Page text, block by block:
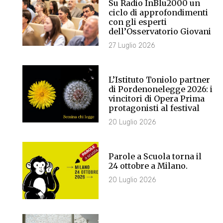
Su Radio InBlu2000 un
ciclo di approfondimenti
con gli esperti
dell’Osservatorio Giovani
27 Luglio 2026
L’Istituto Toniolo partner
di Pordenonelegge 2026: i
vincitori di Opera Prima
protagonisti al festival
20 Luglio 2026
Parole a Scuola torna il
24 ottobre a Milano.
20 Luglio 2026